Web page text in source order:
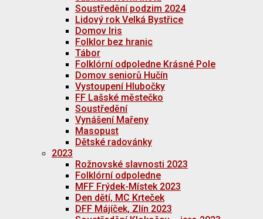
Soustředění podzim 2024
Lidový rok Velká Bystřice
Domov Iris
Folklor bez hranic
Tábor
Folklórní odpoledne Krásné Pole
Domov seniorů Hučín
Vystoupení Hlubočky
FF Lašské městečko
Soustředění
Vynášení Mařeny
Masopust
Dětské radovánky
2023
Rožnovské slavnosti 2023
Folklórní odpoledne
MFF Frýdek-Místek 2023
Den dětí, MC Krteček
DFF Májíček, Zlín 2023